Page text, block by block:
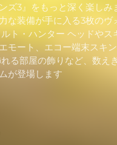
ズ3』をもっと深く楽しみ
な装備が手に入る3枚のヴ
ト・ハンター ヘッドやス
モート、エコー端末スキ
る部屋の飾りなど、数え
が登場します